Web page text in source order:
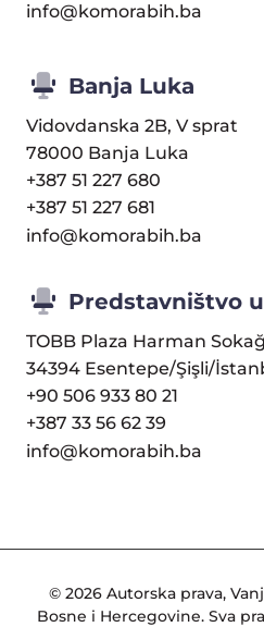
info@komorabih.ba
Banja Luka
Vidovdanska 2B, V sprat
78000 Banja Luka
+387 51 227 680
+387 51 227 681
info@komorabih.ba
Predstavništvo
TOBB Plaza Harman
34394 Esentepe/Şişli/
+90 506 933 80 21
+387 33 56 62 39
info@komorabih.ba
© 2026 Autorska prava,
Bosne i Hercegovine. Sva